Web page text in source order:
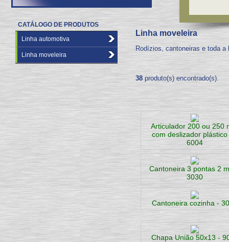
CATÁLOGO DE PRODUTOS
Linha automotiva
Linha moveleira
Linha moveleira
Rodízios, cantoneiras e toda a
38 produto(s) encontrado(s).
Articulador 200 ou 250
com deslizador plástico
6004
Cantoneira 3 pontas 2
3030
Cantoneira cozinha -
Chapa União 50x13 -